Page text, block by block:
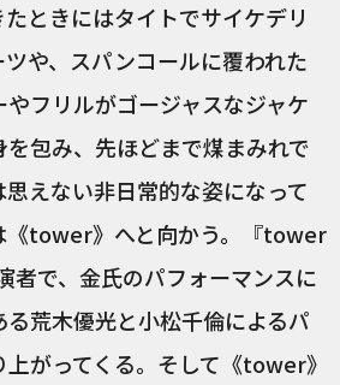
ときにはタイトでサイケデリ
や、スパンコールに覆われた
フリルがゴージャスなジャケ
包み、先ほどまで煤まみれで
えない非日常的な姿になって
《tower》へと向かう。『tower
者で、金氏のパフォーマンスに
荒木優光と小松千倫によるパ
がってくる。そして《tower》